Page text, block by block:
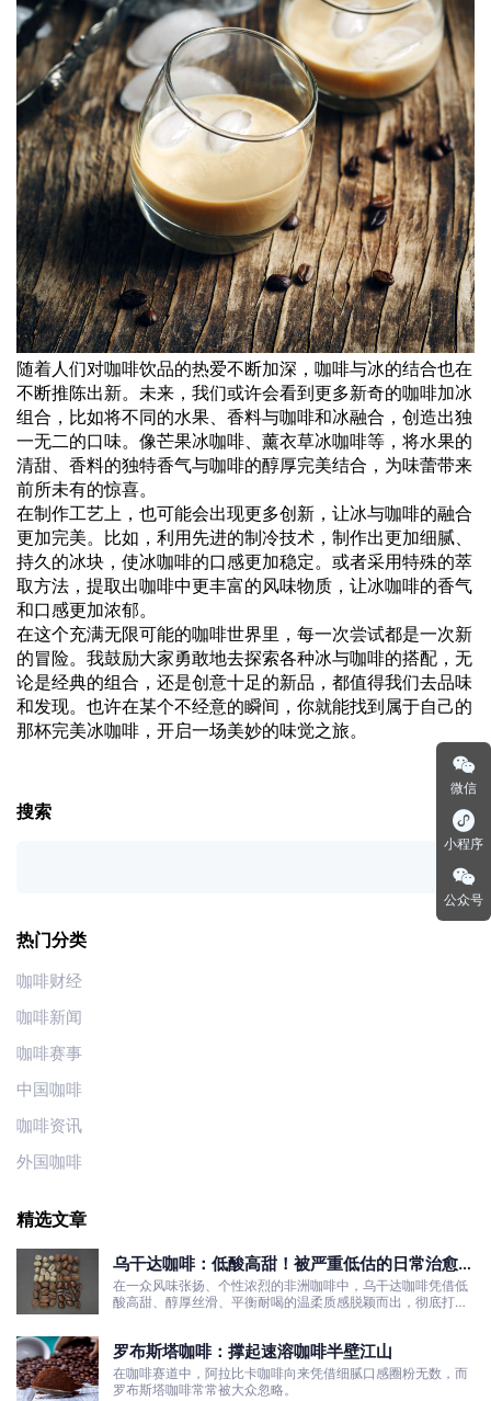
随着人们对咖啡饮品的热爱不断加深，咖啡与冰的结合也在
不断推陈出新。未来，我们或许会看到更多新奇的咖啡加冰
组合，比如将不同的水果、香料与咖啡和冰融合，创造出独
一无二的口味。像芒果冰咖啡、薰衣草冰咖啡等，将水果的
清甜、香料的独特香气与咖啡的醇厚完美结合，为味蕾带来
前所未有的惊喜。
在制作工艺上，也可能会出现更多创新，让冰与咖啡的融合
更加完美。比如，利用先进的制冷技术，制作出更加细腻、
持久的冰块，使冰咖啡的口感更加稳定。或者采用特殊的萃
取方法，提取出咖啡中更丰富的风味物质，让冰咖啡的香气
和口感更加浓郁。
在这个充满无限可能的咖啡世界里，每一次尝试都是一次新
的冒险。我鼓励大家勇敢地去探索各种冰与咖啡的搭配，无
论是经典的组合，还是创意十足的新品，都值得我们去品味
和发现。也许在某个不经意的瞬间，你就能找到属于自己的
那杯完美冰咖啡，开启一场美妙的味觉之旅。
搜索
热门分类
咖啡财经
咖啡新闻
咖啡赛事
中国咖啡
咖啡资讯
外国咖啡
精选文章
乌干达咖啡：低酸高甜！被严重低估的日常治愈口
粮豆
在一众风味张扬、个性浓烈的非洲咖啡中，乌干达咖啡凭借低
酸高甜、醇厚丝滑、平衡耐喝的温柔质感脱颖而出，彻底打破
罗布斯塔咖啡：撑起速溶咖啡半壁江山
在咖啡赛道中，阿拉比卡咖啡向来凭借细腻口感圈粉无数，而
罗布斯塔咖啡常常被大众忽略。
微信
小程序
公众号